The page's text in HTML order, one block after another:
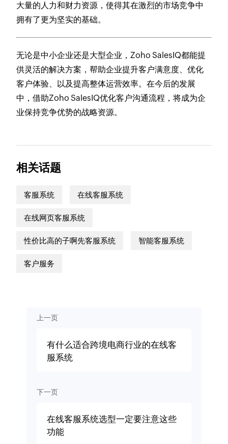
大量的人力和财力资源，使得其在激烈的市场竞争中
拥有了更为坚实的基础。
无论是中小企业还是大型企业，Zoho SalesIQ都能提
供灵活的解决方案，帮助企业提升客户满意度、优化
客户体验、以及提高整体运营效率。在今后的发展
中，借助Zoho SalesIQ优化客户沟通流程，将成为企
业保持竞争优势的战略资源。
相关话题
客服系统 在线客服系统
在线网页客服系统
性价比高的子啊先客服系统 智能客服系统
客户服务
上一页
有什么适合跨境电商行业的在线客
服系统
下一页
在线客服系统选型一定要注意这些
功能